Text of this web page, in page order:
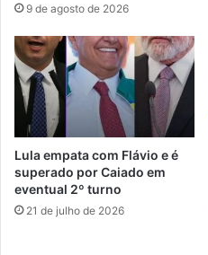
9 de agosto de 2026
Lula empata com Flávio e é
superado por Caiado em
eventual 2º turno
21 de julho de 2026